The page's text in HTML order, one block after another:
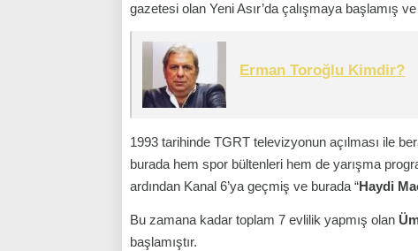
gazetesi olan Yeni Asır’da çalışmaya başlamış
Erman Toroğlu Kimdir?
1993 tarihinde TGRT televizyonun açılması ile
burada hem spor bültenleri hem de yarışma
ardından Kanal 6’ya geçmiş ve burada “Haydi
Bu zamana kadar toplam 7 evlilik yapmış olan
başlamıştır.